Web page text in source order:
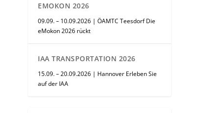
EMOKON 2026
09.09. – 10.09.2026 | ÖAMTC Teesdorf Die
eMokon 2026 rückt
IAA TRANSPORTATION 2026
15.09. – 20.09.2026 | Hannover Erleben Sie
auf der IAA